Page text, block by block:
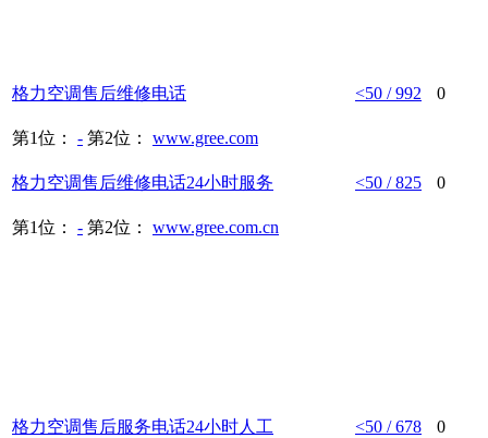
格力空调售后维修电话 <50 / 992 0
第1位： - 第2位： www.gree.com
格力空调售后维修电话24小时服务 <50 / 825 0
第1位： - 第2位： www.gree.com.cn
格力空调售后服务电话24小时人工 <50 / 678 0